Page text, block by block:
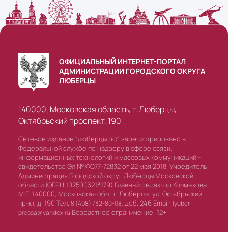
ОФИЦИАЛЬНЫЙ ИНТЕРНЕТ-ПОРТАЛ
АДМИНИСТРАЦИИ ГОРОДСКОГО ОКРУГА
ЛЮБЕРЦЫ
140000, Московская область, г. Люберцы,
Октябрьский проспект, 190
Сетевое издание "люберцы.рф" зарегистрировано в
Федеральной службе по надзору в сфере связи,
информационных технологий и массовых коммуникаций -
свидетельство Эл № ФС77-72832 от 22 мая 2018. Учредитель:
Администрация Городской округ Люберцы Московской
области (ОГРН 1025003213179) Главный редактор Колмыкова
М.Е. 140000, Московская обл., г. Люберцы, ул. Октябрьский
пр-кт, д. 190 Тел. 8 (498) 732-80-08, доб. 246 Email: lyuber-
pressa@yandex.ru Возрастное ограничение: 12+